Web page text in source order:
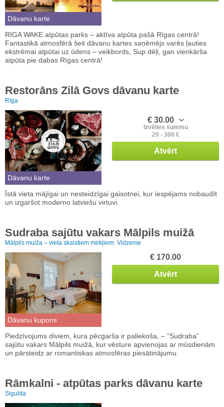
Dāvanu karte
RIGA WAKE atpūtas parks – aktīva atpūta pašā Rīgas centrā!
Fantastikā atmosfērā šeit dāvanu kartes saņēmējs varēs ļauties
ekstrēmai atpūtai uz ūdens – veikbords, Sup dēļi, gan vienkārša
atpūta pie dabas Rīgas centrā!
Restorāns Zilā Govs dāvanu karte
Rīga
Dāvanu karte
€ 30.00
Izvēlies summu
20 - 300 €
Atvērt
Īstā vieta mājīgai un nesteidzīgai gaisotnei, kur iespējams nobaudīt
un izgaršot moderno latviešu virtuvi.
Sudraba sajūtu vakars Mālpils muižā
Mālpils muiža – vieta skaistiem mirkļiem: Vidzeme
Dāvanu kupons
€ 170.00
Atvērt
Piedzīvojums diviem, kura pēcgarša ir paliekoša, – “Sudraba”
sajūtu vakars Mālpils muižā, kur vēsture apvienojas ar mūsdienām
un pārsteidz ar romantiskas atmosfēras piesātinājumu.
Rāmkalni - atpūtas parks dāvanu karte
Sigulda